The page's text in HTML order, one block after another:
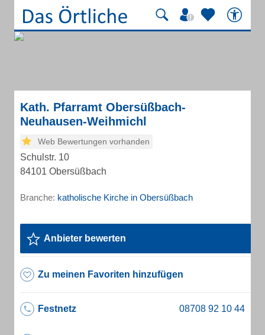
Kath. Pfarramt Obersüßbach-
Neuhausen-Weihmichl
Web Bewertungen vorhanden
Schulstr. 10
84101 Obersüßbach
Branche: katholische Kirche in Obersüßbach
Anbieter bewerten
Zu meinen Favoriten hinzufügen
Festnetz